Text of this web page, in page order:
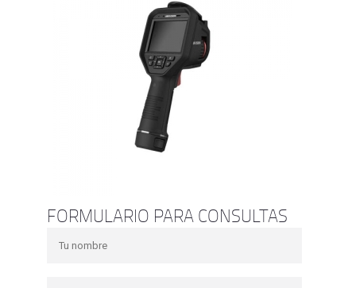
FORMULARIO PARA CONSULTAS